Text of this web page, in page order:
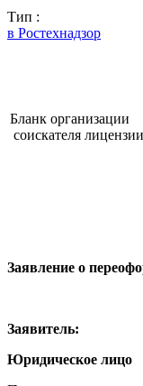
Тип :
в Ростехнадзор
Бланк организации
соискателя лицензии
Заявление о
Заявитель:
Юридическое лицо